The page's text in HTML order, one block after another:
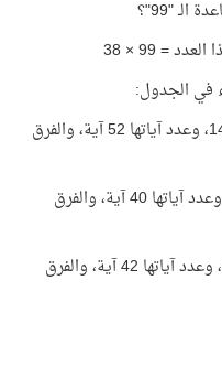
"99"؟
في الجدول:
سورة إبراهيم ترتيبها في المصحف رقم 14، وعدد آياتها 52 آية، والفرق
سورة النبأ ترتيبها في المصحف رقم 78، وعدد آياتها 40 آية، والفرق
سورة عبس ترتيبها في المصحف رقم 80، وعدد آياتها 42 آية، والفرق